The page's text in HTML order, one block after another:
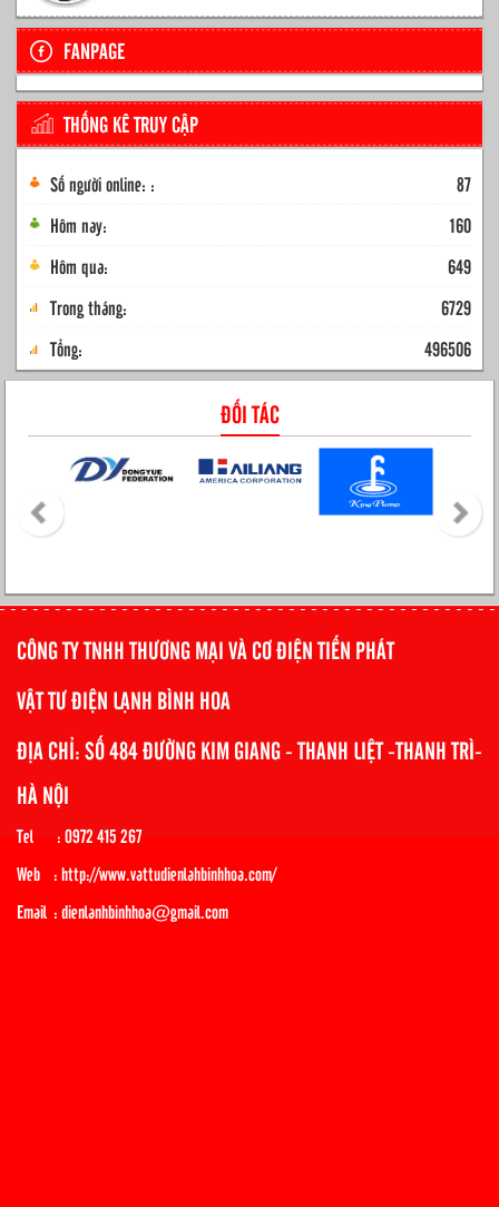
FANPAGE
THỐNG KÊ TRUY CẬP
Số người online: :
87
Hôm nay:
160
Hôm qua:
649
Trong tháng:
6729
Tổng:
496506
ĐỐI TÁC
CÔNG TY TNHH THƯƠNG MẠI VÀ CƠ ĐIỆN TIẾN PHÁT
VẬT TƯ ĐIỆN LẠNH BÌNH HOA
ĐỊA CHỈ: SỐ 484 ĐƯỜNG KIM GIANG - THANH LIỆT -THANH TRÌ-
HÀ NỘI
Tel : 0972 415 267
Web : http://www.vattudienlahbinhhoa.com/
Email : dienlanhbinhhoa@gmail.com